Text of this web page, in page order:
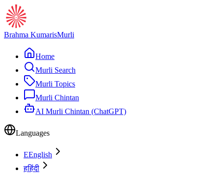
Brahma KumarisMurli
Home
Murli Search
Murli Topics
Murli Chintan
AI Murli Chintan (ChatGPT)
Languages
EEnglish
हहिंदी